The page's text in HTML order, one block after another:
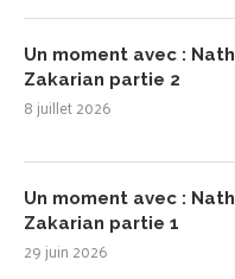
Un moment avec :
Zakarian partie 2
8 juillet 2026
Un moment avec :
Zakarian partie 1
29 juin 2026